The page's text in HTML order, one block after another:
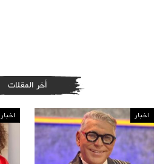
أخر المقلات
اخبار اخبار